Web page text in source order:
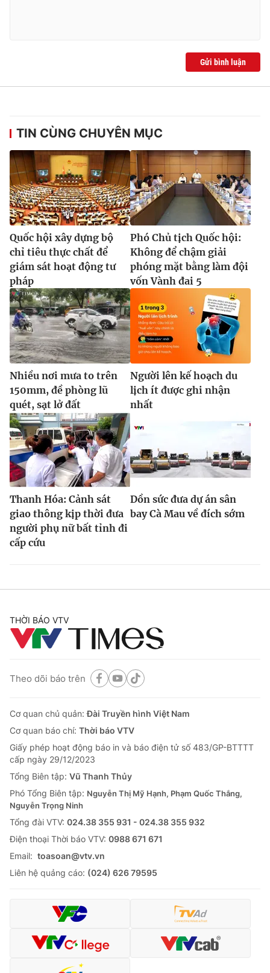
Gửi bình luận
TIN CÙNG CHUYÊN MỤC
Quốc hội xây dựng bộ
chỉ tiêu thực chất để
giám sát hoạt động tư
pháp
Phó Chủ tịch Quốc hội:
Không để chậm giải
phóng mặt bằng làm đội
vốn Vành đai 5
Nhiều nơi mưa to trên
150mm, đề phòng lũ
quét, sạt lở đất
Người lên kế hoạch du
lịch ít được ghi nhận
nhất
Thanh Hóa: Cảnh sát
giao thông kịp thời đưa
người phụ nữ bất tỉnh đi
cấp cứu
Dồn sức đưa dự án sân
bay Cà Mau về đích sớm
THỜI BÁO VTV
Theo dõi báo trên
Cơ quan chủ quản:Đài Truyền hình Việt Nam
Cơ quan báo chí: Thời báo VTV
Giấy phép hoạt động báo in và báo điện tử số 483/GP-BTTTT
cấp ngày 29/12/2023
Tổng Biên tập: Vũ Thanh Thủy
Phó Tổng Biên tập: Nguyễn Thị Mỹ Hạnh, Phạm Quốc Thắng,
Nguyễn Trọng Ninh
Tổng đài VTV: 024.38 355 931 - 024.38 355 932
Ðiện thoại Thời báo VTV: 0988 671 671
Email: toasoan@vtv.vn
Liên hệ quảng cáo: (024) 626 79595